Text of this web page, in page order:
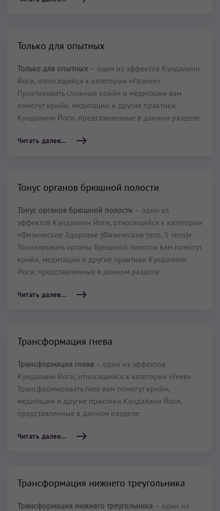
Только для опытных
Только для опытных – один из эффектов Кундалини
Йоги, относящийся к категории «Разное».
Практиковать сложные крийи и медитации вам
помогут крийи, медитации и другие практики
Кундалини Йоги, представленные в данном разделе.
Читать далее...
Тонус органов брюшной полости
Тонус органов брюшной полости – один из
эффектов Кундалини Йоги, относящийся к категории
«Физическое Здоровье (Физическое тело, 5 тело)».
Тонизировать органы брюшной полости вам помогут
крийи, медитации и другие практики Кундалини
Йоги, представленные в данном разделе.
Читать далее...
Трансформация гнева
Трансформация гнева – один из эффектов
Кундалини Йоги, относящийся к категории «Гнев».
Трансформировать гнев вам помогут крийи,
медитации и другие практики Кундалини Йоги,
представленные в данном разделе.
Читать далее...
Трансформация нижнего треугольника
Трансформация нижнего треугольника – один из